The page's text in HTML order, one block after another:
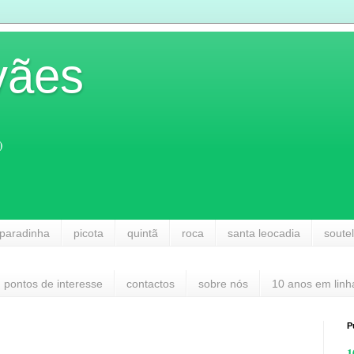
picota quintã roca santa leocadia
pontos de interesse contactos sobre nós 10 anos em